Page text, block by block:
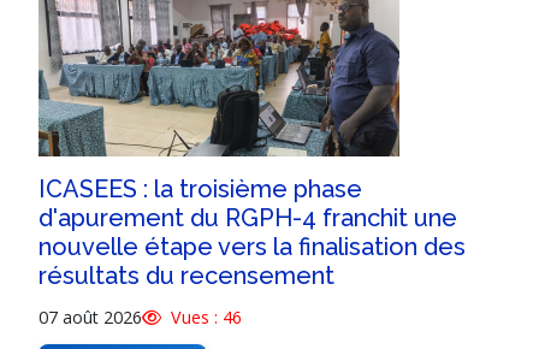
ICASEES : la troisième phase
d'apurement du RGPH-4 franchit une
nouvelle étape vers la finalisation des
résultats du recensement
07 août 2026 Vues : 46